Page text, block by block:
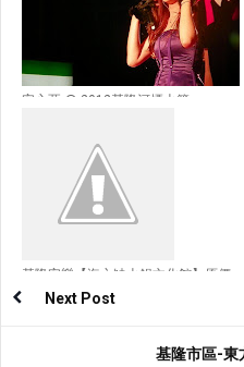
安心亞 @ 2012基隆河煙火節
基隆安樂【海之鮇火鍋文化館】原價
最高850元海鮮鍋物
Next Post
基隆市區-東